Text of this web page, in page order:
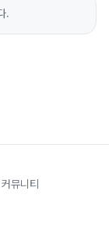
.
뮤니티